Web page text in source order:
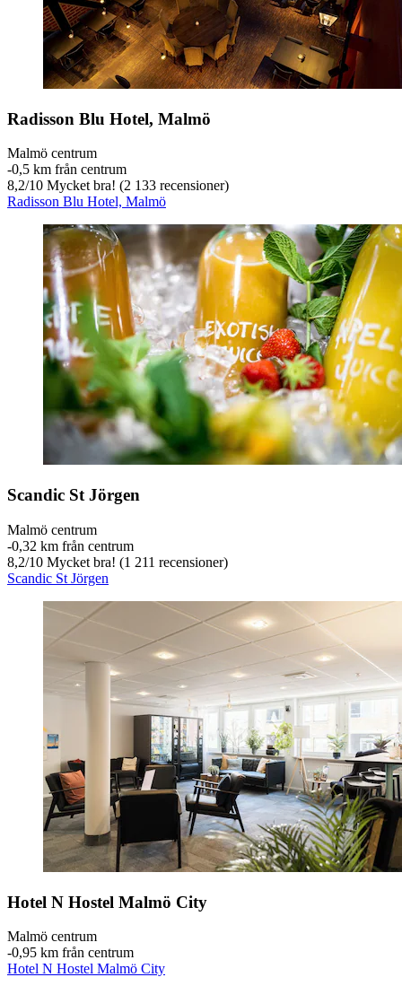
Radisson Blu Hotel, Malmö
Malmö centrum
‐0,5 km från centrum
8,2/10 Mycket bra! (2 133 recensioner)
Radisson Blu Hotel, Malmö
Scandic St Jörgen
Malmö centrum
‐0,32 km från centrum
8,2/10 Mycket bra! (1 211 recensioner)
Scandic St Jörgen
Hotel N Hostel Malmö City
Malmö centrum
‐0,95 km från centrum
Hotel N Hostel Malmö City